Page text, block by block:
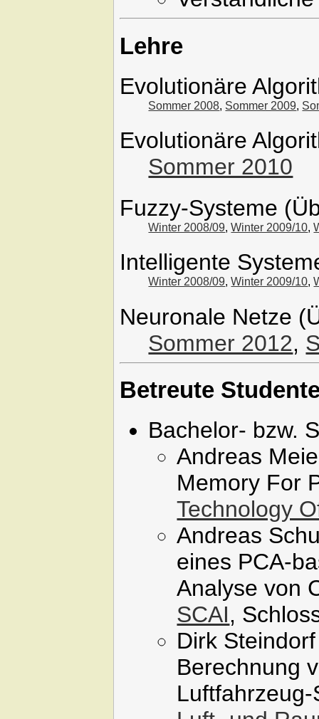
Lehre
Evolutionäre
Sommer 2008, Sommer 2009,
Evolutionäre
Sommer 2010
Fuzzy-Systeme
Winter 2008/09,Winter 2009/10,
Intelligente
Winter 2008/09,Winter 2009/10,
Neuronale Netze
Sommer 2012,
Betreute
Bachelor- bzw.
Andreas
Memory For
Technology
Andreas
eines PCA-
Analyse von
SCAI,
Dirk
Berechnung